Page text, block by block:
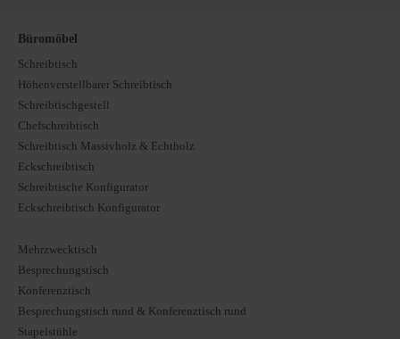
Büromöbel
Schreibtisch
Höhenverstellbarer Schreibtisch
Schreibtischgestell
Chefschreibtisch
Schreibtisch Massivholz & Echtholz
Eckschreibtisch
Schreibtische Konfigurator
Eckschreibtisch Konfigurator
Mehrzwecktisch
Besprechungstisch
Konferenztisch
Besprechungstisch rund & Konferenztisch rund
Stapelstühle